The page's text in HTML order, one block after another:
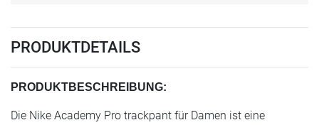
PRODUKTDETAILS
PRODUKTBESCHREIBUNG:
Die Nike Academy Pro trackpant für Damen ist eine